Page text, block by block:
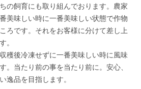
の飼育にも取り組んでおります。農家
美味しい時に一番美味しい状態で作物
ろです。それをお客様に分けて差し上
。
穫後冷凍せずに一番美味しい時に風味
。当たり前の事を当たり前に。安心、
逸品を目指します。